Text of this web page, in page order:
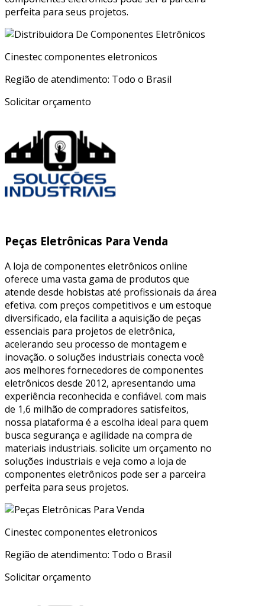
perfeita para seus projetos.
Cinestec componentes eletronicos
Região de atendimento: Todo o Brasil
Solicitar orçamento
Peças Eletrônicas Para Venda
A loja de componentes eletrônicos online
oferece uma vasta gama de produtos que
atende desde hobistas até profissionais da área
efetiva. com preços competitivos e um estoque
diversificado, ela facilita a aquisição de peças
essenciais para projetos de eletrônica,
acelerando seu processo de montagem e
inovação. o soluções industriais conecta você
aos melhores fornecedores de componentes
eletrônicos desde 2012, apresentando uma
experiência reconhecida e confiável. com mais
de 1,6 milhão de compradores satisfeitos,
nossa plataforma é a escolha ideal para quem
busca segurança e agilidade na compra de
materiais industriais. solicite um orçamento no
soluções industriais e veja como a loja de
componentes eletrônicos pode ser a parceira
perfeita para seus projetos.
Cinestec componentes eletronicos
Região de atendimento: Todo o Brasil
Solicitar orçamento